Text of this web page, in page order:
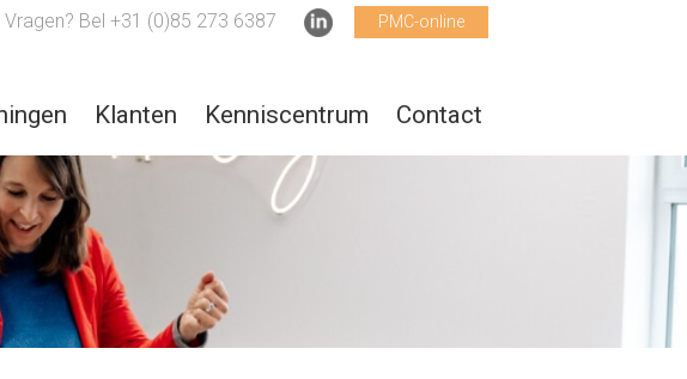
Vragen? Bel +31 (0)85 273 6387 PMC-online
Klanten Kenniscentrum Contact